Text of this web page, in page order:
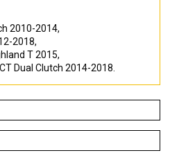
2010-2014,
2018,
T 2015,
Dual Clutch 2014-2018.